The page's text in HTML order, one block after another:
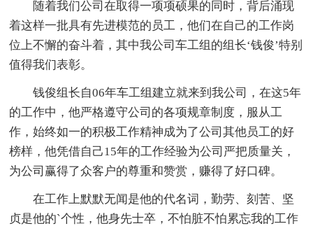
随着我们公司在取得一项项硕果的同时，背后涌现
着这样一批具有先进模范的员工，他们在自己的工作岗
位上不懈的奋斗着，其中我公司车工组的组长‘钱俊’特别
值得我们表彰。
钱俊组长自06年车工组建立就来到我公司，在这5年
的工作中，他严格遵守公司的各项规章制度，服从工
作，始终如一的积极工作精神成为了公司其他员工的好
榜样，他凭借自己15年的工作经验为公司严把质量关，
为公司赢得了众客户的尊重和赞赏，赚得了好口碑。
在工作上默默无闻是他的代名词，勤劳、刻苦、坚
贞是他的`个性，他身先士卒，不怕脏不怕累忘我的工作